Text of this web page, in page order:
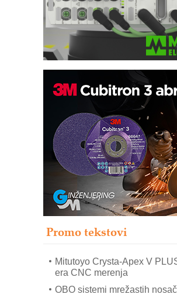
Promo tekstovi
Automatizacija pakovanja ·
(Shelf-Ready) omotnice
Potpuna efikasnost bez
sistema
Trajna oznaka kao
Bezbednost na prvom mestu!
IB BLUMENAUER - više od
poverenja u industriji
Art Utopia Studio – vizuelne
Mitutoyo Crysta-Apex V
era CNC merenja
OBO sistemi mrežastih